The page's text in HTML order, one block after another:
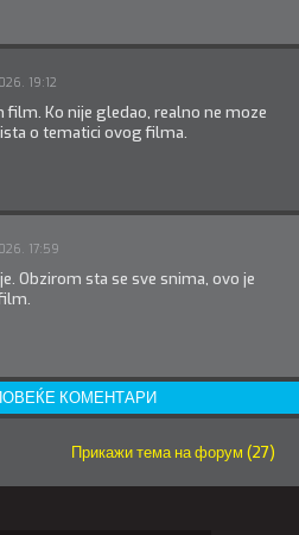
19:12
film. Ko nije gledao, realno ne moze
o tematici ovog filma.
17:59
Obzirom sta se sve snima, ovo je
КОМЕНТАРИ
Прикажи тема на форум (27)